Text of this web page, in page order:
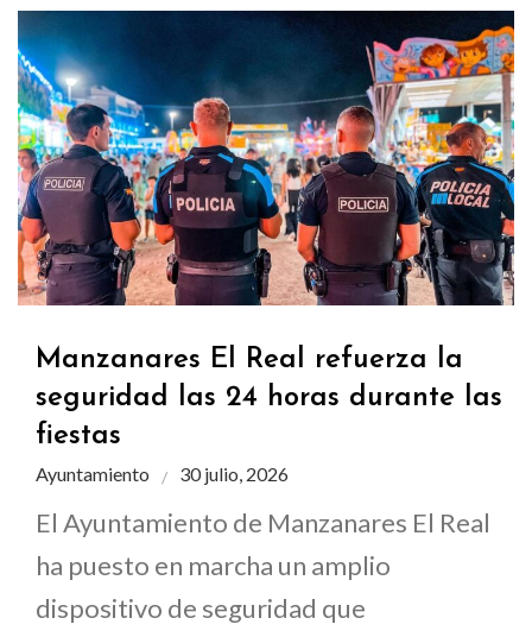
Manzanares El Real refuerza la
seguridad las 24 horas durante las
fiestas
Ayuntamiento 30 julio, 2026
El Ayuntamiento de Manzanares El Real
ha puesto en marcha un amplio
dispositivo de seguridad que